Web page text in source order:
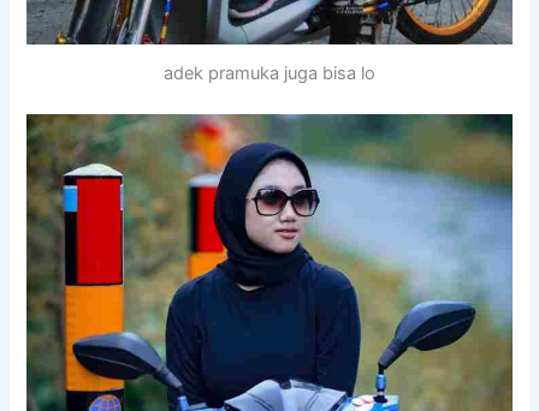
adek pramuka juga bisa lo